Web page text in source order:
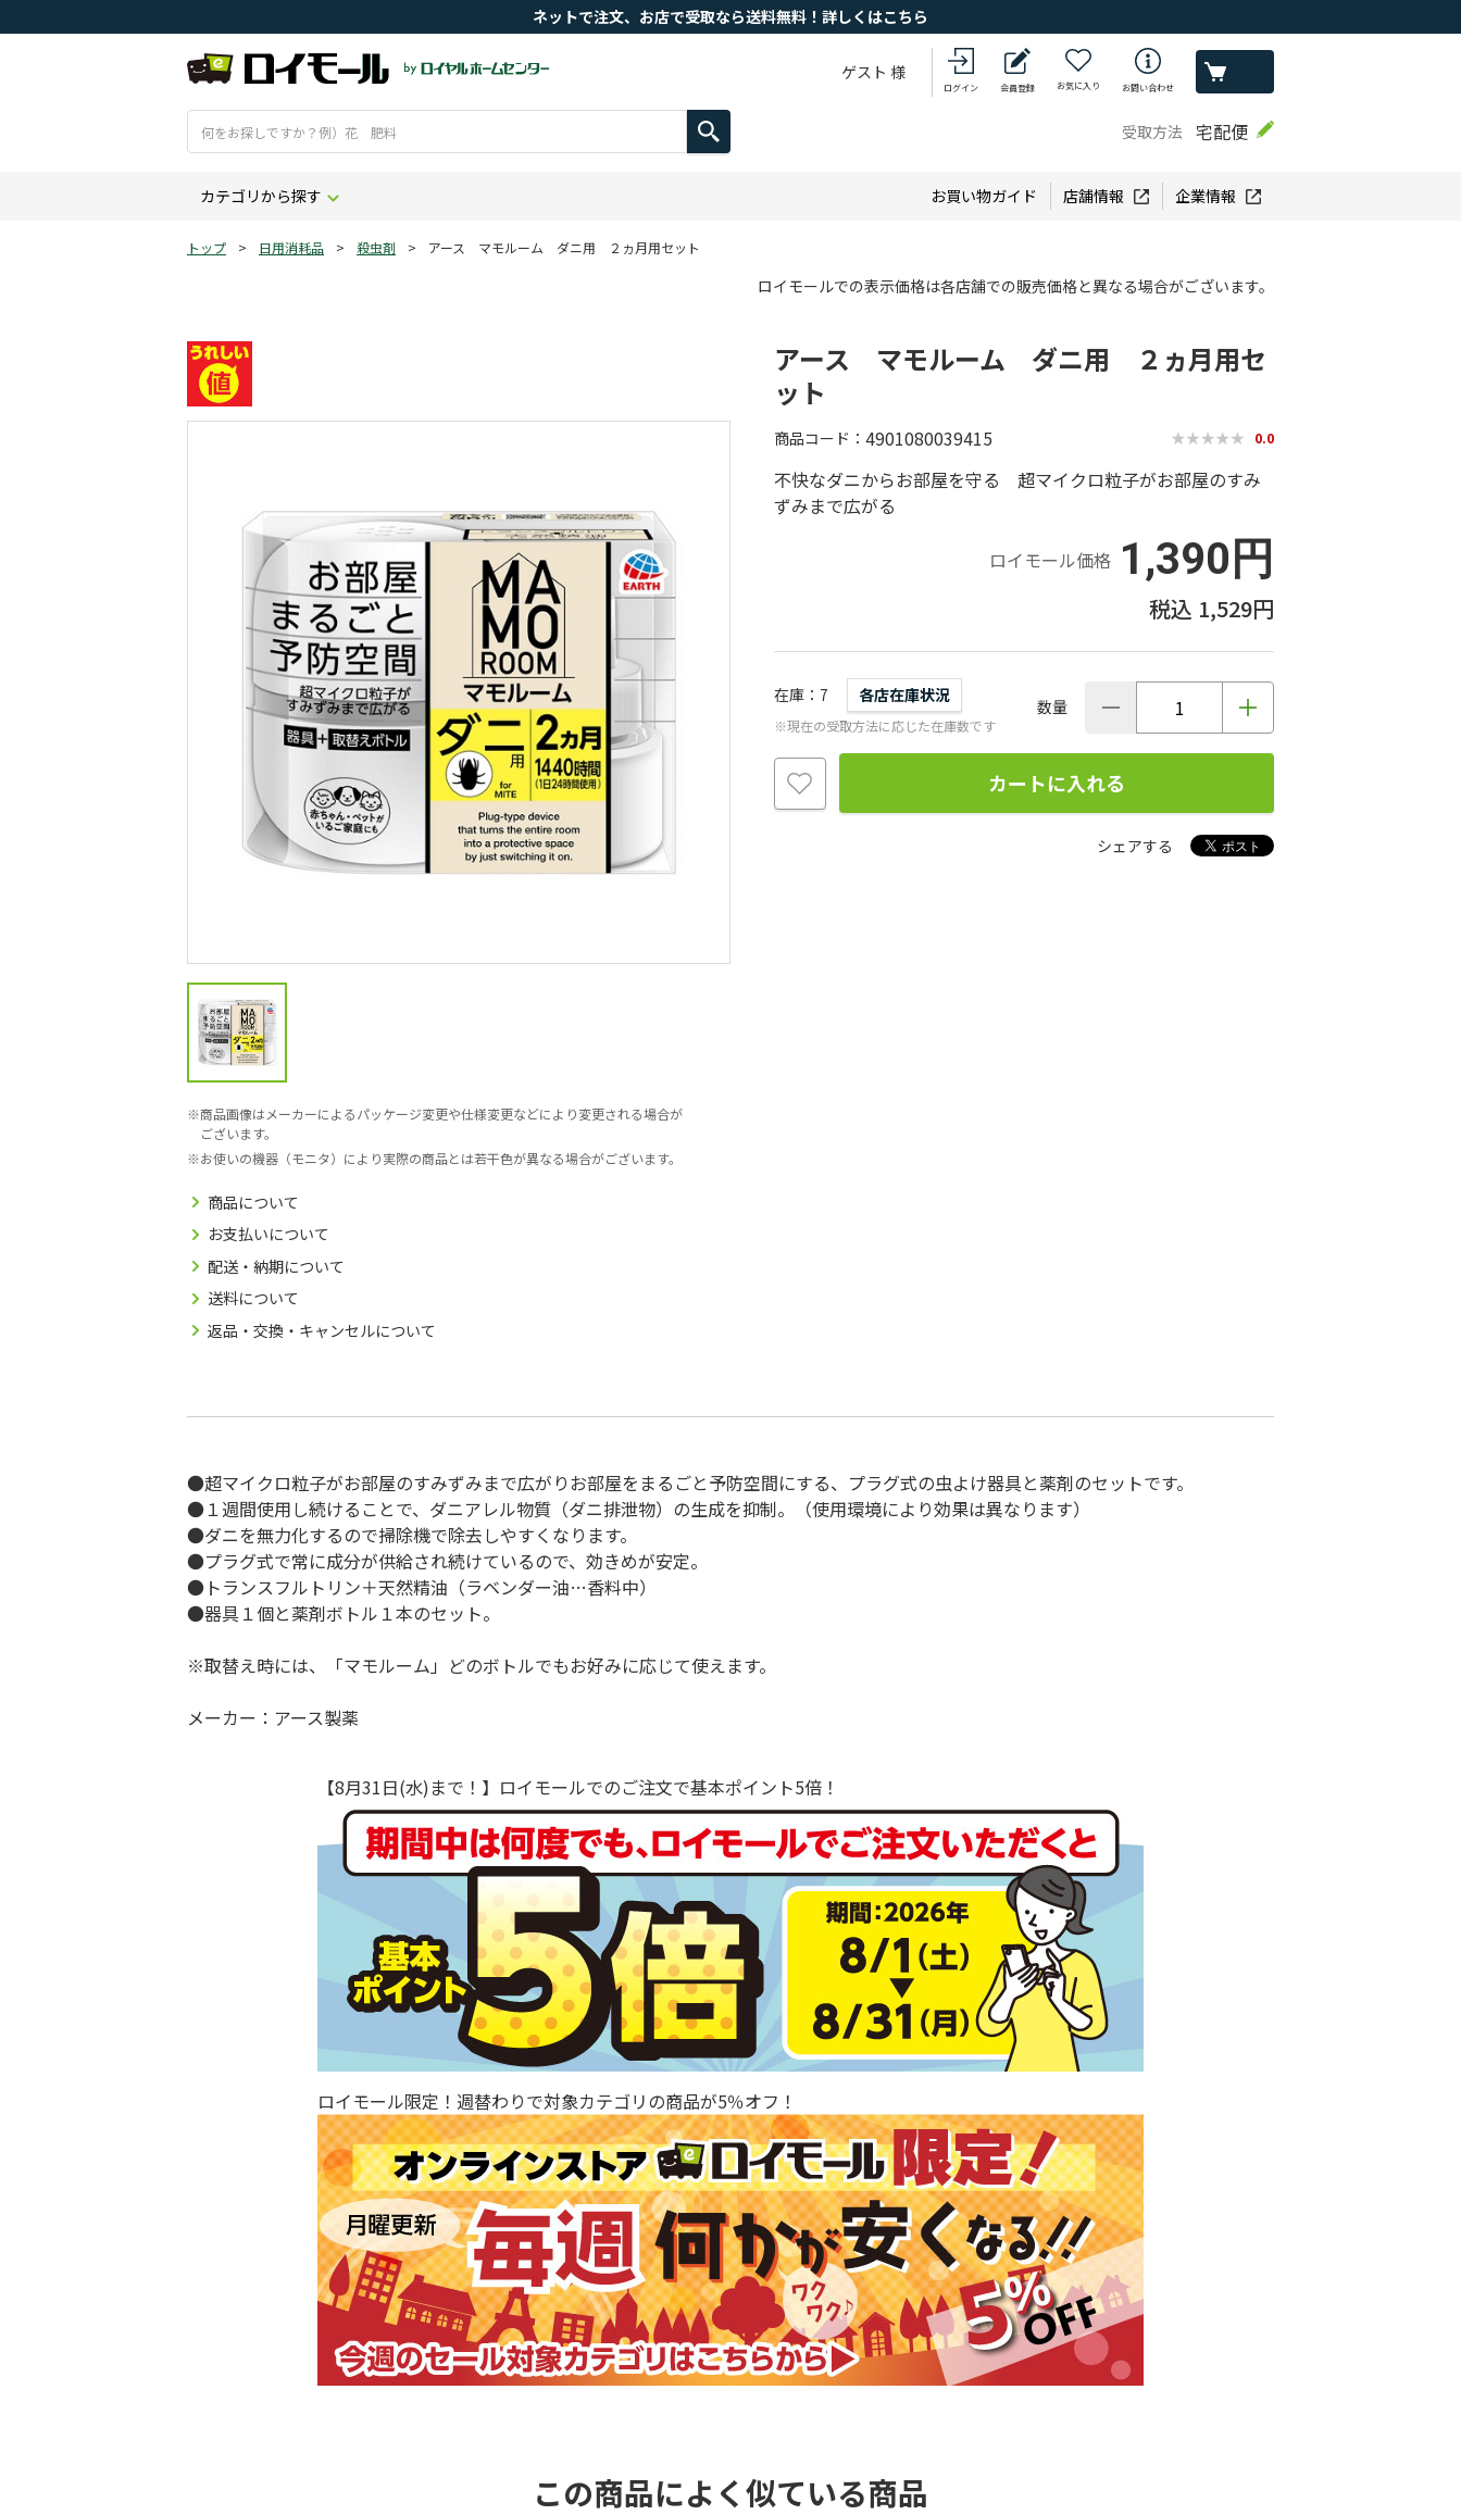
ネットで注文、お店で受取なら送料無料！詳しくはこちら
ゲスト 様
ログイン 会員登録 お気に入り お問い合わせ
受取方法 宅配便
カテゴリから探す お買い物ガイド 店舗情報 企業情報
トップ > 日用消耗品 > 殺虫剤 > アース マモルーム ダニ用 ２ヵ月用セット
ロイモールでの表示価格は各店舗での販売価格と異なる場合がございます。
商品画像はメーカーによるパッケージ変更や仕様変更などにより変更される場合が
ございます。
お使いの機器（モニタ）により実際の商品とは若干色が異なる場合がございます。
商品について
お支払いについて
配送・納期について
送料について
返品・交換・キャンセルについて
アース マモルーム ダニ用 ２ヵ月用セ
ット
商品コード 4901080039415 0.0
不快なダニからお部屋を守る 超マイクロ粒子がお部屋のすみ
ずみまで広がる
ロイモール価格 1,390円
1,529円
在庫 7 各店在庫状況
※現在の受取方法に応じた在庫数です
数量
カートに入れる
シェアする
●超マイクロ粒子がお部屋のすみずみまで広がりお部屋をまるごと予防空間にする、プラグ式の虫よけ器具と薬剤のセットです。
●１週間使用し続けることで、ダニアレル物質（ダニ排泄物）の生成を抑制。（使用環境により効果は異なります）
●ダニを無力化するので掃除機で除去しやすくなります。
●プラグ式で常に成分が供給され続けているので、効きめが安定。
●トランスフルトリン＋天然精油（ラベンダー油…香料中）
●器具１個と薬剤ボトル１本のセット。
※取替え時には、「マモルーム」どのボトルでもお好みに応じて使えます。
メーカー：アース製薬
【8月31日(水)まで！】ロイモールでのご注文で基本ポイント5倍！
ロイモール限定！週替わりで対象カテゴリの商品が5％オフ！
この商品によく似ている商品